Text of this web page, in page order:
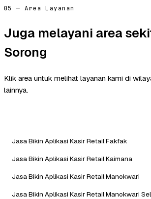
05 — Area Layanan
Juga melayani area
Sorong
Klik area untuk melihat layanan kami di
lainnya.
Jasa Bikin Aplikasi Kasir Retail Fakfak
Jasa Bikin Aplikasi Kasir Retail Kaimana
Jasa Bikin Aplikasi Kasir Retail Manokwari
Jasa Bikin Aplikasi Kasir Retail Manokwari